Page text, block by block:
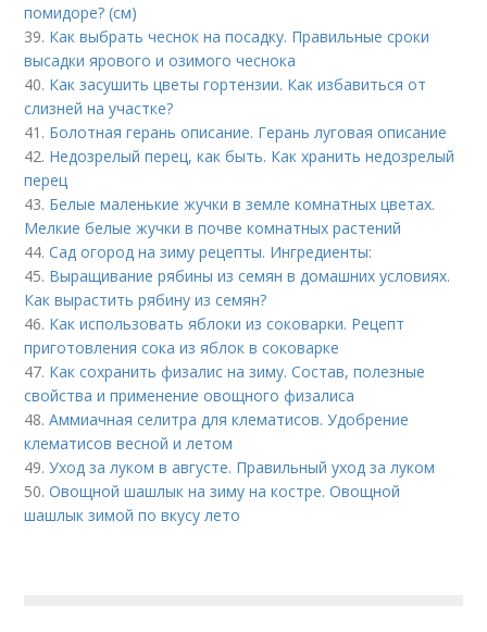
помидоре? (см)
39. Как выбрать чеснок на посадку. Правильные сроки
высадки ярового и озимого чеснока
40. Как засушить цветы гортензии. Как избавиться от
слизней на участке?
41. Болотная герань описание. Герань луговая описание
42. Недозрелый перец, как быть. Как хранить недозрелый
перец
43. Белые маленькие жучки в земле комнатных цветах.
Мелкие белые жучки в почве комнатных растений
44.Сад огород на зиму рецепты. Ингредиенты:
45. Выращивание рябины из семян в домашних условиях.
Как вырастить рябину из семян?
46. Как использовать яблоки из соковарки. Рецепт
приготовления сока из яблок в соковарке
47. Как сохранить физалис на зиму. Состав, полезные
свойства и применение овощного физалиса
48.Аммиачная селитра для клематисов. Удобрение
клематисов весной и летом
49.Уход за луком в августе. Правильный уход за луком
50.Овощной шашлык на зиму на костре. Овощной
шашлык зимой по вкусу лето